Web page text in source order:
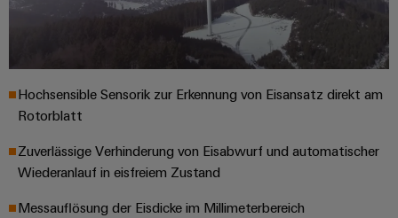
Hochsensible Sensorik zur Erkennung von Eisansatz direkt am
Rotorblatt
Zuverlässige Verhinderung von Eisabwurf und automatischer
Wiederanlauf in eisfreiem Zustand
Messauflösung der Eisdicke im Millimeterbereich